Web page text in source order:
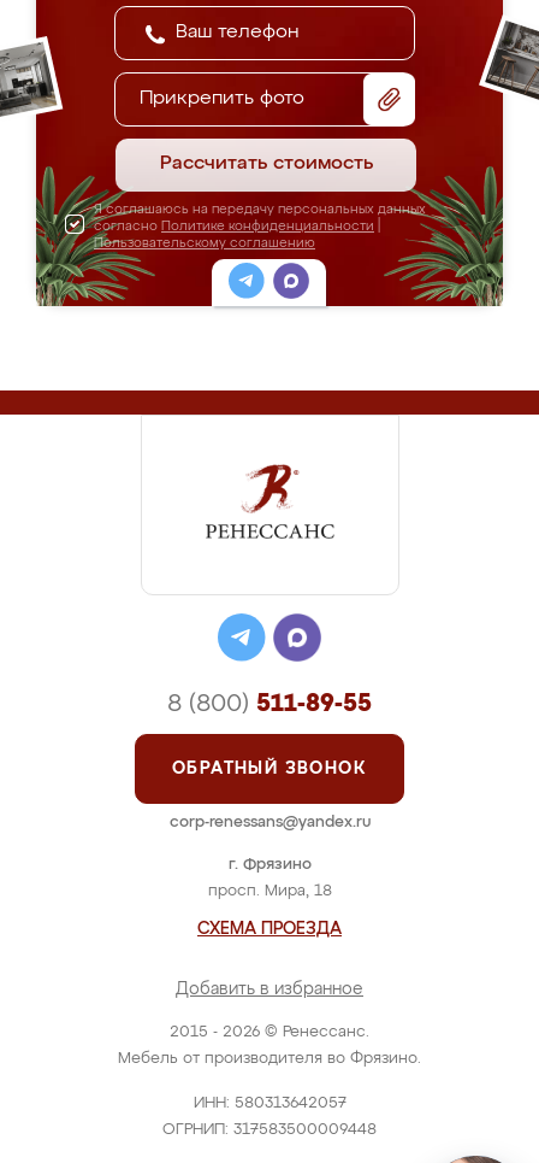
Прикрепить фото
Рассчитать стоимость
Я соглашаюсь на передачу персональных данных
согласно Политике конфиденциальности
Пользовательскому соглашению
2015 - 2026 © Ренессанс.
Мебель от производителя во Фрязино.
ИНН: 580313642057
ОГРНИП: 317583500009448
г. Фрязино
просп. Мира, 18
СХЕМА ПРОЕЗДА
Добавить в избранное
8 (800) 511-89-55
ОБРАТНЫЙ ЗВОНОК
corp-renessans@yandex.ru